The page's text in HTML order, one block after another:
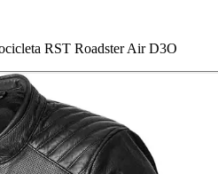
RST Roadster Air D3O